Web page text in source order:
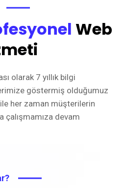
Web
olarak 7 yıllık bilgi
göstermiş olduğumuz
her zaman müşterilerin
çalışmamıza devam